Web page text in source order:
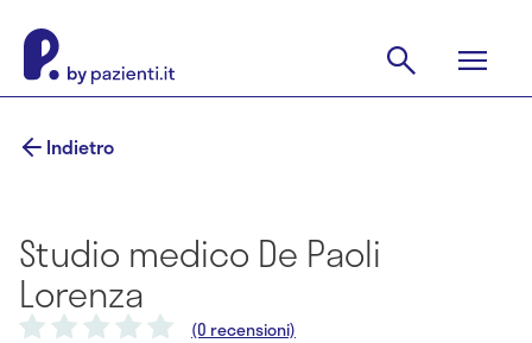
Indietro
Studio medico De Paoli
Lorenza
(0 recensioni)